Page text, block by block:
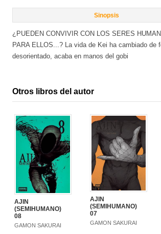
Sinopsis
¿PUEDEN CONVIVIR CON LOS SERES
PARA ELLOS...? La vida de Kei ha cambiado
desorientado, acaba en manos del gobi
Otros libros del autor
AJIN
(SEMIHUMANO)
08
GAMON SAKURAI
AJIN
(SEMIHUMANO)
07
GAMON SAKURAI